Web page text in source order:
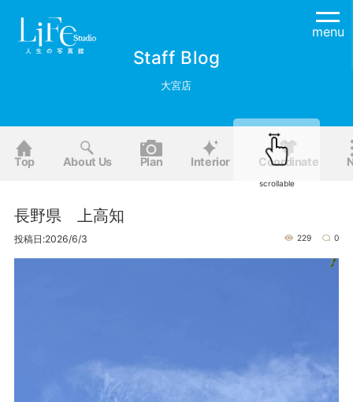
menu
Staff Blog
大宮店
Top About Us Plan Interior Coordinate
scrollable
長野県 上高知
投稿日:2026/6/3 229 0